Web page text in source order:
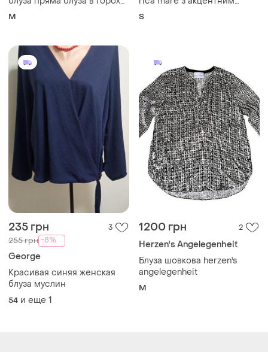
235 грн
255 грн
George
Красивая синяя женская
блуза муслин
54 и еще
1200 грн 2
Herzen's Angelegenheit
Блуза шовкова herzen's
angelegenheit
Загружайте приложение
Покупайте вещи и общайтесь в любом месте